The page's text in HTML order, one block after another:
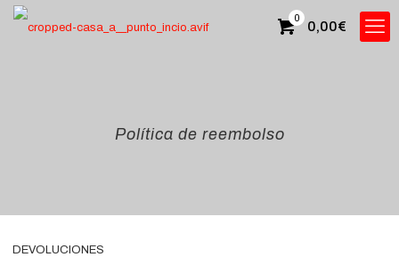
0
0,00€
Política de reembolso
DEVOLUCIONES